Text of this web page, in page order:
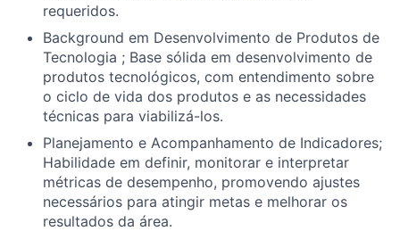
requeridos.
Background em Desenvolvimento de Produtos de
Tecnologia ; Base sólida em desenvolvimento de
produtos tecnológicos, com entendimento sobre
o ciclo de vida dos produtos e as necessidades
técnicas para viabilizá-los.
Planejamento e Acompanhamento de Indicadores;
Habilidade em definir, monitorar e interpretar
métricas de desempenho, promovendo ajustes
necessários para atingir metas e melhorar os
resultados da área.